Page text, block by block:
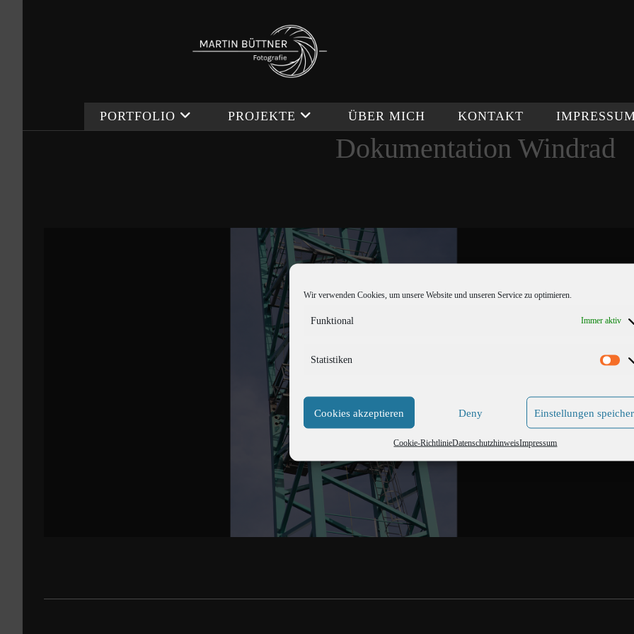
Wir verwenden Cookies, um unsere Website und unseren Service zu optimieren.
Funktional Immer aktiv
Statistiken
Cookies akzeptieren Deny Einstellungen
Cookie-RichtlinieDatenschutzhinweisImpressum
PORTFOLIO PROJEKTE ÜBER MICH KONTAKT
Dokumentation Windrad